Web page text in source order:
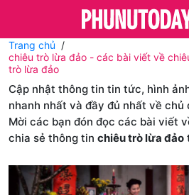
Trang chủ
chiêu trò lừa đảo - các bài viết về
trò lừa đảo
Cập nhật thông tin tin tức, hình
nhanh nhất và đầy đủ nhất về chủ
Mời các bạn đón đọc các bài viết
chia sẻ thông tin chiêu trò lừa đảo